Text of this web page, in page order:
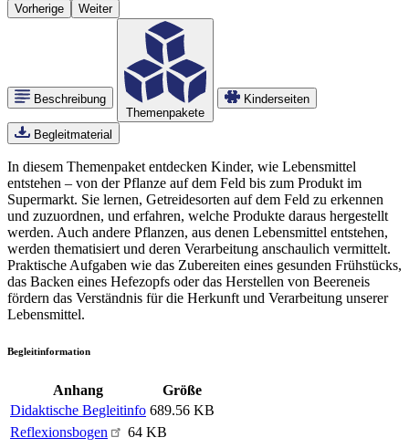
Vorherige Weiter
Beschreibung
Themenpakete
Kinderseiten
Begleitmaterial
In diesem Themenpaket entdecken Kinder, wie Lebensmittel
entstehen – von der Pflanze auf dem Feld bis zum Produkt im
Supermarkt. Sie lernen, Getreidesorten auf dem Feld zu erkennen
und zuzuordnen, und erfahren, welche Produkte daraus hergestellt
werden. Auch andere Pflanzen, aus denen Lebensmittel entstehen,
werden thematisiert und deren Verarbeitung anschaulich vermittelt.
Praktische Aufgaben wie das Zubereiten eines gesunden Frühstücks,
das Backen eines Hefezopfs oder das Herstellen von Beereneis
fördern das Verständnis für die Herkunft und Verarbeitung unserer
Lebensmittel.
Begleitinformation
Anhang
Größe
Didaktische Begleitinfo 689.56 KB
Reflexionsbogen
64 KB